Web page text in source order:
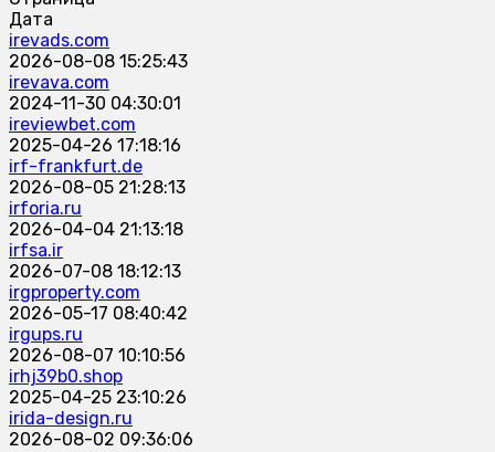
Дата
irevads.com
2026-08-08 15:25:43
irevava.com
2024-11-30 04:30:01
ireviewbet.com
2025-04-26 17:18:16
irf-frankfurt.de
2026-08-05 21:28:13
irforia.ru
2026-04-04 21:13:18
irfsa.ir
2026-07-08 18:12:13
irgproperty.com
2026-05-17 08:40:42
irgups.ru
2026-08-07 10:10:56
irhj39b0.shop
2025-04-25 23:10:26
irida-design.ru
2026-08-02 09:36:06